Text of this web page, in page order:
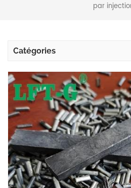
par
Catégories